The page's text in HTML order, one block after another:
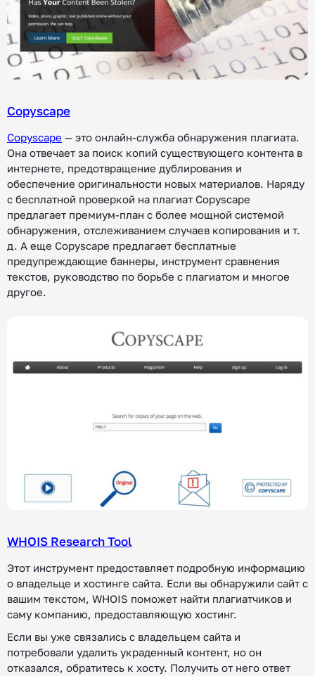
Copyscape
Copyscape — это онлайн-служба обнаружения плагиата.
Она отвечает за поиск копий существующего контента в
интернете, предотвращение дублирования и
обеспечение оригинальности новых материалов. Наряду
с бесплатной проверкой на плагиат Copyscape
предлагает премиум-план с более мощной системой
обнаружения, отслеживанием случаев копирования и т.
д. А еще Copyscape предлагает бесплатные
предупреждающие баннеры, инструмент сравнения
текстов, руководство по борьбе с плагиатом и многое
другое.
WHOIS Research Tool
Этот инструмент предоставляет подробную информацию
о владельце и хостинге сайта. Если вы обнаружили сайт с
вашим текстом, WHOIS поможет найти плагиатчиков и
саму компанию, предоставляющую хостинг.
Если вы уже связались с владельцем сайта и
потребовали удалить украденный контент, но он
отказался, обратитесь к хосту. Получить от него ответ